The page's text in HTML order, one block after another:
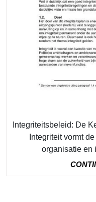
Integriteitsbeleid: De
Integriteit vormt
organisatie en